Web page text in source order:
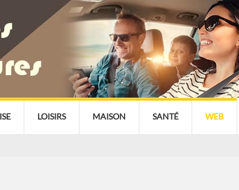
LOISIRS MAISON SANTÉ WEB